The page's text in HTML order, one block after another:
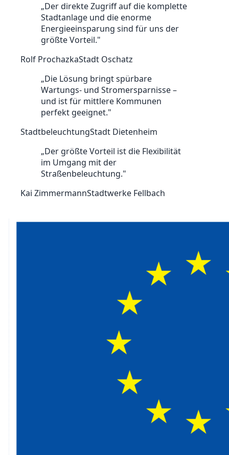
„Der direkte Zugriff auf die komplette
Stadtanlage und die enorme
Energieeinsparung sind für uns der
größte Vorteil."
Rolf ProchazkaStadt Oschatz
„Die Lösung bringt spürbare
Wartungs- und Stromersparnisse –
und ist für mittlere Kommunen
perfekt geeignet."
StadtbeleuchtungStadt Dietenheim
„Der größte Vorteil ist die Flexibilität
im Umgang mit der
Straßenbeleuchtung."
Kai ZimmermannStadtwerke Fellbach